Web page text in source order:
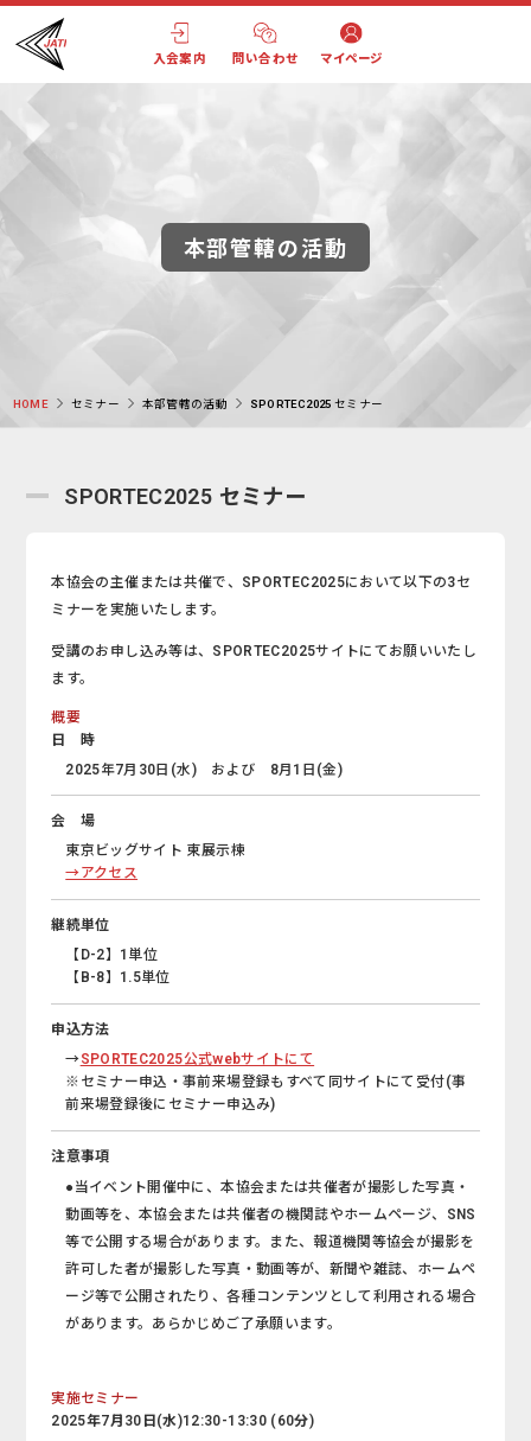
入会案内 問い合わせ マイページ
本部管轄の活動
HOME セミナー 本部管轄の活動 SPORTEC2025 セミナー
SPORTEC2025 セミナー
本協会の主催または共催で、SPORTEC2025において以下の3セ
ミナーを実施いたします。
受講のお申し込み等は、SPORTEC2025サイトにてお願いいたし
ます。
概要
日 時
2025年7月30日(水) および 8月1日(金)
会 場
東京ビッグサイト 東展示棟
→アクセス
継続単位
【D-2】1単位
【B-8】1.5単位
申込方法
→SPORTEC2025公式webサイトにて
※セミナー申込・事前来場登録もすべて同サイトにて受付(事
前来場登録後にセミナー申込み)
注意事項
●当イベント開催中に、本協会または共催者が撮影した写真・
動画等を、本協会または共催者の機関誌やホームページ、SNS
等で公開する場合があります。また、報道機関等協会が撮影を
許可した者が撮影した写真・動画等が、新聞や雑誌、ホームペ
ージ等で公開されたり、各種コンテンツとして利用される場合
があります。あらかじめご了承願います。
実施セミナー
2025年7月30日(水)12:30-13:30 (60分)